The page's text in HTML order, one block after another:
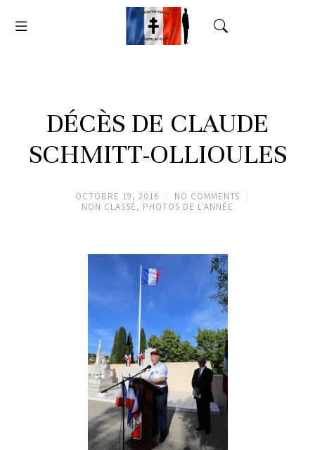
DÉCÈS DE CLAUDE
SCHMITT-OLLIOULES
OCTOBRE 19, 2016
NO COMMENTS
NON CLASSÉ, PHOTOS DE L'ANNÉE